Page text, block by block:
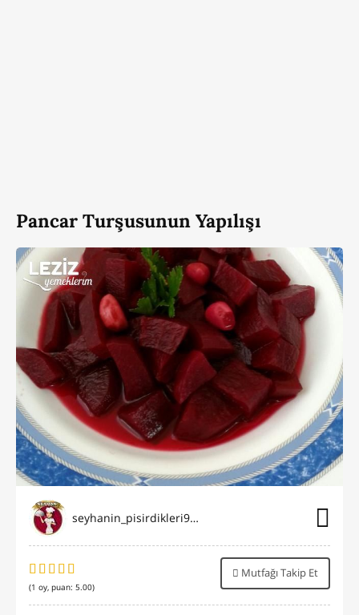
Pancar Turşusunun Yapılışı
seyhanin_pisirdikleri9696
(1 oy, puan: 5.00)
Mutfağı Takip Et